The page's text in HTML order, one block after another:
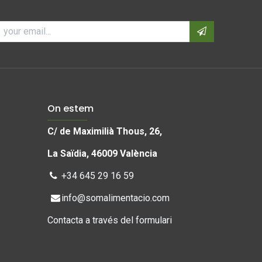
On estem
C/ de Maximilià Thous, 26,
La Saïdia, 46009 València
+34 645 29 16 59
info@somalimentacio.com
Contacta a través del formulari